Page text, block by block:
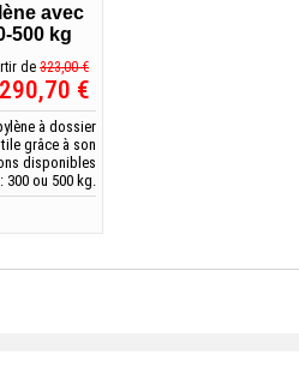
avec
500 kg
de 323,00 €
290,70 €
à dossier
grâce à son
disponibles
ou 500 kg.